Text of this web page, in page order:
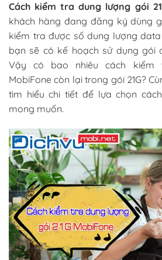
Cách kiểm tra dung lượng gói
khách hàng đang đăng ký dùng
kiểm tra được số dung lượng
bạn sẽ có kế hoạch sử dụng gói
Vậy có bao nhiêu cách kiểm
MobiFone còn lại trong gói 21G?
tìm hiểu chi tiết để lựa chọn
mong muốn.